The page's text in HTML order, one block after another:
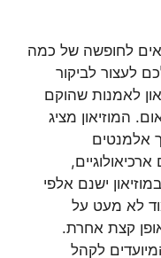
לחופשה של כמה
לעצור לביקור
לאמנות שהוקם
המוזיאון מציג
אלמנטים
ישנם אלפי
לא מעט על
קצת אחרת.
לקהל